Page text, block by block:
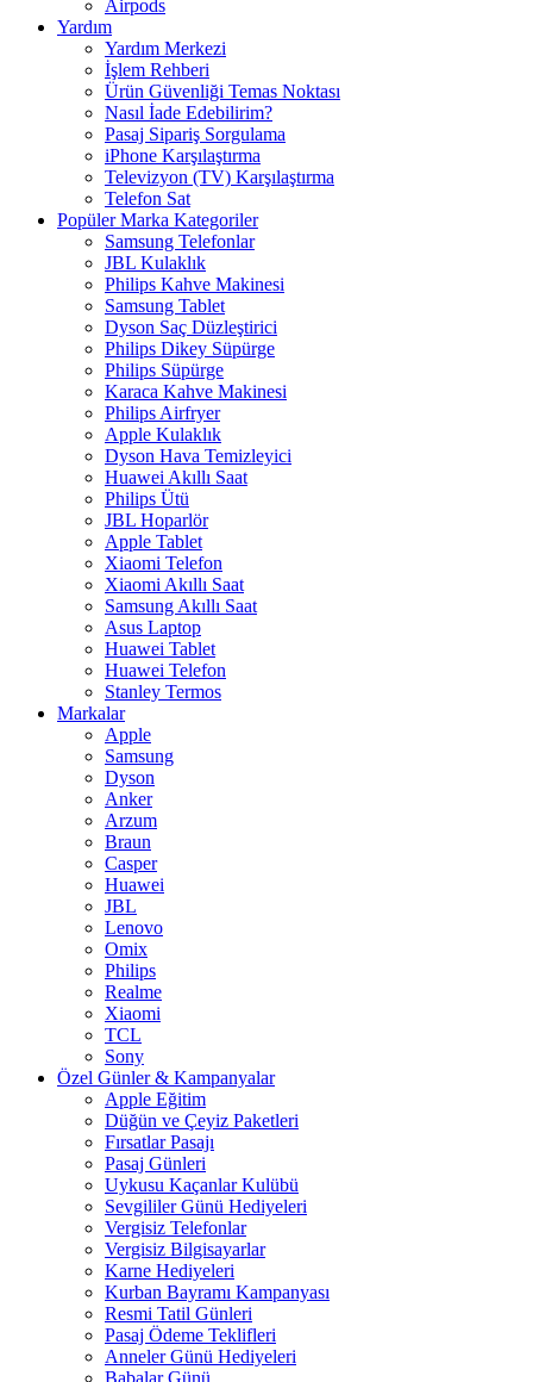
Airpods
Yardım
Yardım Merkezi
İşlem Rehberi
Ürün Güvenliği Temas Noktası
Nasıl İade Edebilirim?
Pasaj Sipariş Sorgulama
iPhone Karşılaştırma
Televizyon (TV) Karşılaştırma
Telefon Sat
Popüler Marka Kategoriler
Samsung Telefonlar
JBL Kulaklık
Philips Kahve Makinesi
Samsung Tablet
Dyson Saç Düzleştirici
Philips Dikey Süpürge
Philips Süpürge
Karaca Kahve Makinesi
Philips Airfryer
Apple Kulaklık
Dyson Hava Temizleyici
Huawei Akıllı Saat
Philips Ütü
JBL Hoparlör
Apple Tablet
Xiaomi Telefon
Xiaomi Akıllı Saat
Samsung Akıllı Saat
Asus Laptop
Huawei Tablet
Huawei Telefon
Stanley Termos
Markalar
Apple
Samsung
Dyson
Anker
Arzum
Braun
Casper
Huawei
JBL
Lenovo
Omix
Philips
Realme
Xiaomi
TCL
Sony
Özel Günler & Kampanyalar
Apple Eğitim
Düğün ve Çeyiz Paketleri
Fırsatlar Pasajı
Pasaj Günleri
Uykusu Kaçanlar Kulübü
Sevgililer Günü Hediyeleri
Vergisiz Telefonlar
Vergisiz Bilgisayarlar
Karne Hediyeleri
Kurban Bayramı Kampanyası
Resmi Tatil Günleri
Pasaj Ödeme Teklifleri
Anneler Günü Hediyeleri
Babalar Günü